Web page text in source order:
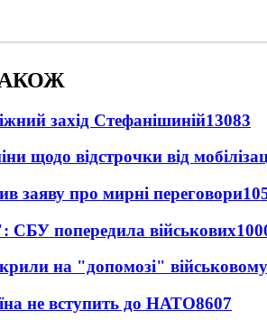
захід Стефанішиній13083
щодо відстрочки від
заяву про мирні переговори
СБУ попередила військових
на "допомозі"
не вступить до НАТО8607